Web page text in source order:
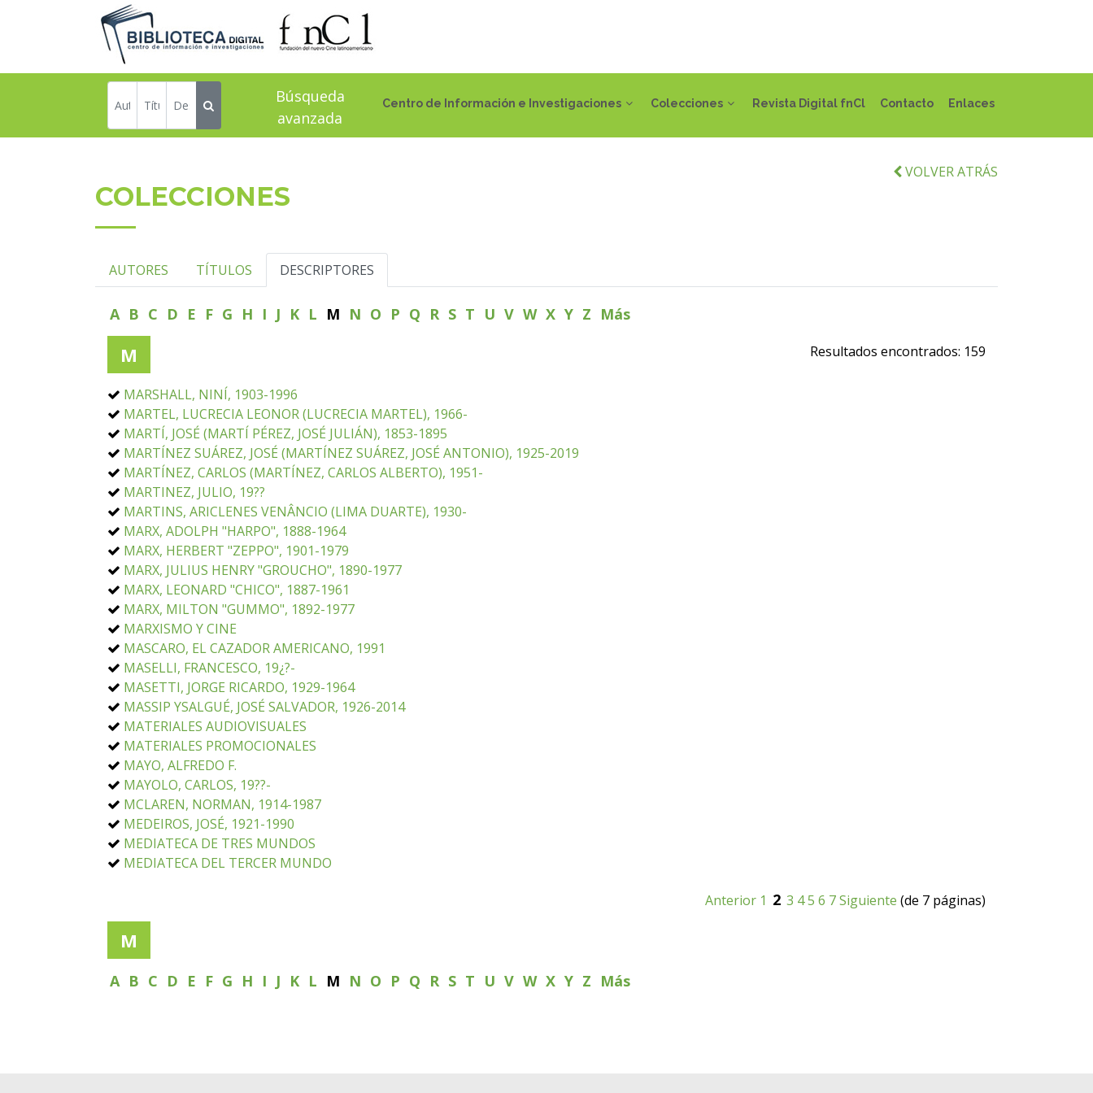
Centro de Información e Investigaciones Colecciones Revista Digital fnCl Contacto Enlaces
Búsqueda
avanzada
VOLVER ATRÁS
COLECCIONES
AUTORES TÍTULOS DESCRIPTORES
A B C D E F G H I J K L M N O P Q R S T U V W X Y Z Más
M Resultados encontrados: 159
MARSHALL, NINÍ, 1903-1996
MARTEL, LUCRECIA LEONOR (LUCRECIA MARTEL), 1966-
MARTÍ, JOSÉ (MARTÍ PÉREZ, JOSÉ JULIÁN), 1853-1895
MARTÍNEZ SUÁREZ, JOSÉ (MARTÍNEZ SUÁREZ, JOSÉ ANTONIO), 1925-2019
MARTÍNEZ, CARLOS (MARTÍNEZ, CARLOS ALBERTO), 1951-
MARTINEZ, JULIO, 19??
MARTINS, ARICLENES VENÂNCIO (LIMA DUARTE), 1930-
MARX, ADOLPH "HARPO", 1888-1964
MARX, HERBERT "ZEPPO", 1901-1979
MARX, JULIUS HENRY "GROUCHO", 1890-1977
MARX, LEONARD "CHICO", 1887-1961
MARX, MILTON "GUMMO", 1892-1977
MARXISMO Y CINE
MASCARO, EL CAZADOR AMERICANO, 1991
MASELLI, FRANCESCO, 19¿?-
MASETTI, JORGE RICARDO, 1929-1964
MASSIP YSALGUÉ, JOSÉ SALVADOR, 1926-2014
MATERIALES AUDIOVISUALES
MATERIALES PROMOCIONALES
MAYO, ALFREDO F.
MAYOLO, CARLOS, 19??-
MCLAREN, NORMAN, 1914-1987
MEDEIROS, JOSÉ, 1921-1990
MEDIATECA DE TRES MUNDOS
MEDIATECA DEL TERCER MUNDO
Anterior 1 2 3 45 6 7Siguiente (de 7 páginas)
M
A B C D E F G H I J K L M N O P Q R S T U V W X Y Z Más